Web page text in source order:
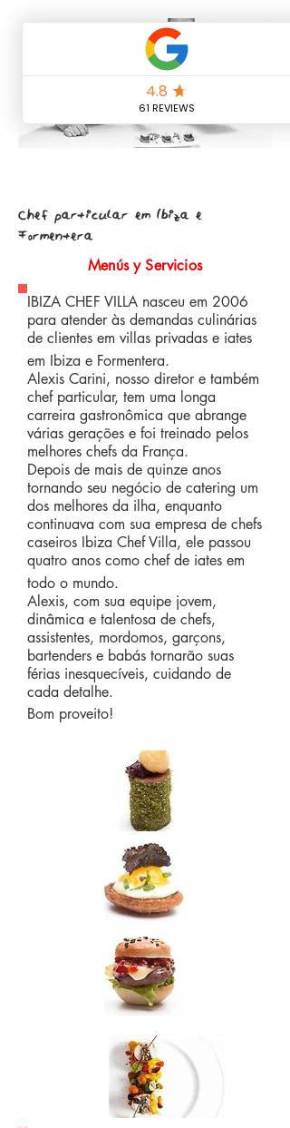
Chef particular em Ibiza e
Formentera
Menús y Servicios
IBIZA CHEF VILLA nasceu em 2006
para atender às demandas culinárias
de clientes em villas privadas e iates
em Ibiza e Formentera.
Alexis Carini, nosso diretor e também
chef particular, tem uma longa
carreira gastronômica que abrange
várias gerações e foi treinado pelos
melhores chefs da França.
Depois de mais de quinze anos
tornando seu negócio de catering um
dos melhores da ilha, enquanto
continuava com sua empresa de chefs
caseiros Ibiza Chef Villa, ele passou
quatro anos como chef de iates em
todo o mundo.
Alexis, com sua equipe jovem,
dinâmica e talentosa de chefs,
assistentes, mordomos, garçons,
bartenders e babás tornarão suas
férias inesquecíveis, cuidando de
cada detalhe.
Bom proveito!